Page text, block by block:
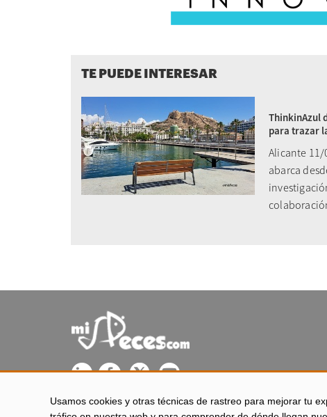
Usamos cookies y otras técnicas de rastreo para mejorar tu
TE PUEDE INTERESAR
ThinkinAzul
para trazar
Alicante 11/
abarca
misPeces se edita desde El Puerto de Santa María (Cádiz -